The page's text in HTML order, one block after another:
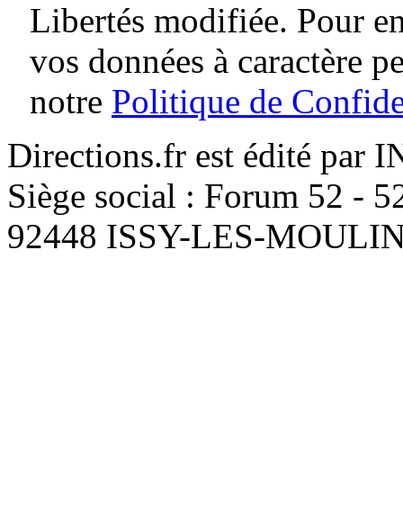
Libertés modifiée. Pour
vos données à caractère
notre Politique de
Directions.fr est édité par
Siège social : Forum 52 -
92448 ISSY-LES-